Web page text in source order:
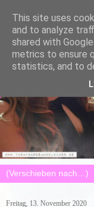
Freitag, 13. November 2020
This site uses
and to analyze
shared with
metrics to ensure
statistics, and to